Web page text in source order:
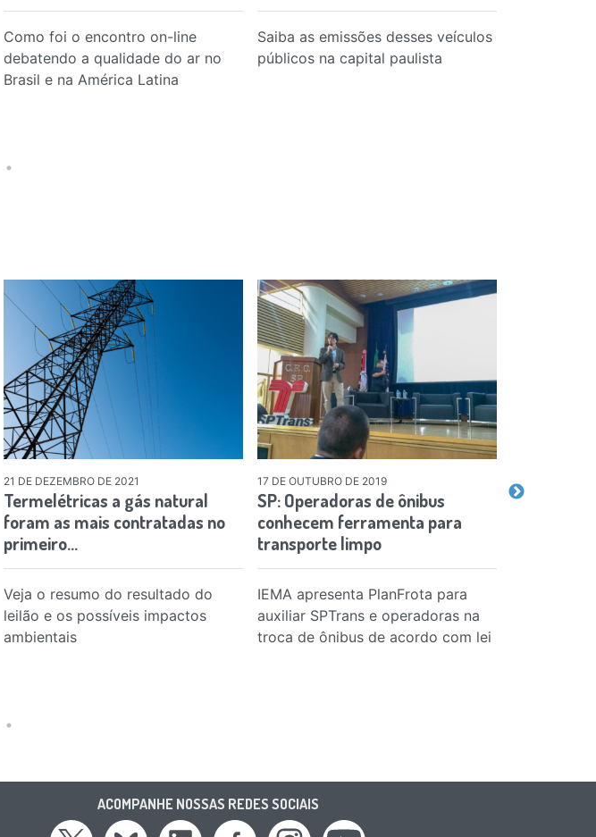
Como foi o encontro on-line
debatendo a qualidade do ar no
Brasil e na América Latina
Saiba as emissões desses veículos
públicos na capital paulista
21 DE DEZEMBRO DE 2021
Termelétricas a gás natural
foram as mais contratadas no
primeiro…
Veja o resumo do resultado do
leilão e os possíveis impactos
ambientais
17 DE OUTUBRO DE 2019
SP: Operadoras de ônibus
conhecem ferramenta para
transporte limpo
IEMA apresenta PlanFrota para
auxiliar SPTrans e operadoras na
troca de ônibus de acordo com lei
01 DE JANEIRO
Dia do
ACOMPANHE NOSSAS REDES SOCIAIS